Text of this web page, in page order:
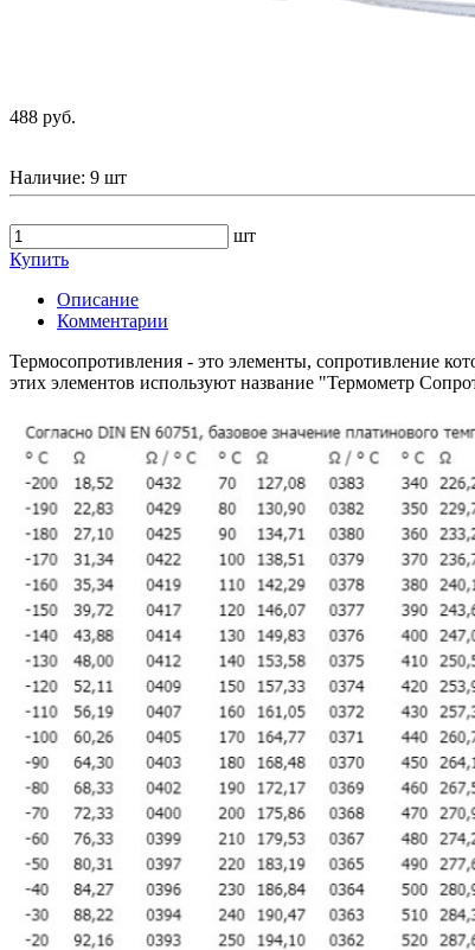
488 руб.
Наличие: 9 шт
шт
Купить
Описание
Комментарии
Термосопротивления - это элементы, сопротивление
этих элементов используют название "Термометр